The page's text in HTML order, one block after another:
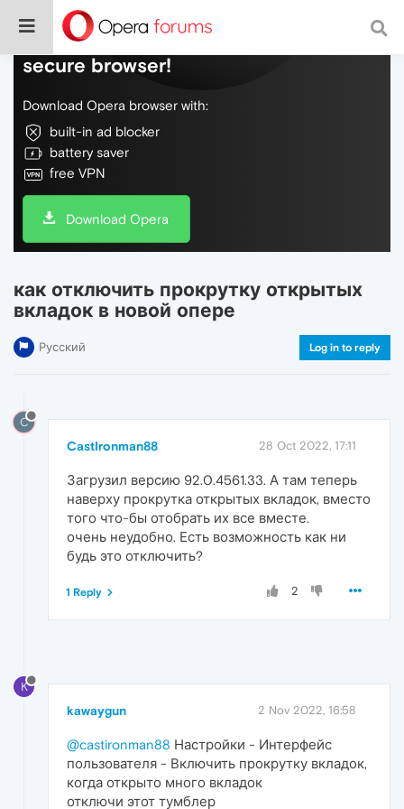
Do more on the web, with a fast and
secure browser!
Download Opera browser with:
built-in ad blocker
battery saver
free VPN
Download Opera
как отключить прокрутку открытых
вкладок в новой опере
Русский Log in to reply
C
CastIronman88 28 Oct 2022, 17:11
Загрузил версию 92.0.4561.33. А там теперь
наверху прокрутка открытых вкладок, вместо
того что-бы отобрать их все вместе.
очень неудобно. Есть возможность как ни
будь это отключить?
2
1 Reply
K
kawaygun 2 Nov 2022, 16:58
@castironman88 Настройки - Интерфейс
пользователя - Включить прокрутку вкладок,
когда открыто много вкладок
отключи этот тумблер